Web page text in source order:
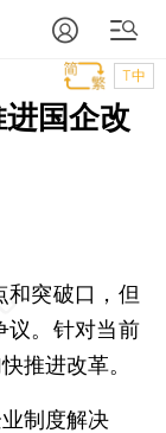
T中
国企改
突破口，但
议。针对当前
推进改革。
制度解决